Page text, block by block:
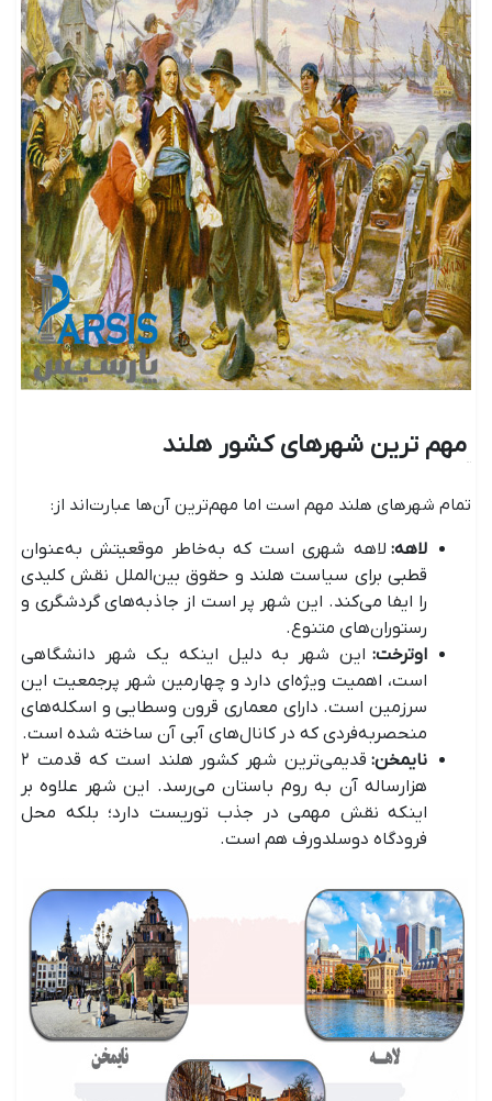
مهم ‌ترین شهرهای کشور هلند
تمام شهرهای هلند مهم است اما مهم‌ترین آن‌ها عبارت‌اند از:
لاهه: لاهه شهری است که به‌خاطر موقعیتش به‌عنوان
قطبی برای سیاست هلند و حقوق بین‌الملل نقش کلیدی
را ایفا می‌کند. این شهر پر است از جاذبه‌های گردشگری و
رستوران‌های متنوع.
اوترخت: این شهر به دلیل اینکه یک شهر دانشگاهی
است، اهمیت ویژه‌ای دارد و چهارمین شهر پرجمعیت این
سرزمین است. دارای معماری قرون وسطایی و اسکله‌های
منحصربه‌فردی که در کانال‌های آبی آن ساخته شده است.
نایمخن:
قدیمی‌ترین شهر کشور هلند است که قدمت ۲
هزار‌ساله آن به روم باستان می‌رسد. این شهر علاوه بر
اینکه نقش مهمی در جذب توریست دارد؛ بلکه محل
فرودگاه دوسلدورف هم است.